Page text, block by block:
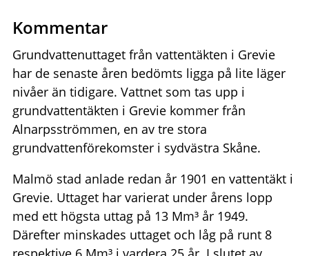
Kommentar
Grundvattenuttaget från vattentäkten i Grevie
har de senaste åren bedömts ligga på lite läger
nivåer än tidigare. Vattnet som tas upp i
grundvattentäkten i Grevie kommer från
Alnarpsströmmen, en av tre stora
grundvattenförekomster i sydvästra Skåne.
Malmö stad anlade redan år 1901 en vattentäkt i
Grevie. Uttaget har varierat under årens lopp
med ett högsta uttag på 13 Mm³ år 1949.
Därefter minskades uttaget och låg på runt 8